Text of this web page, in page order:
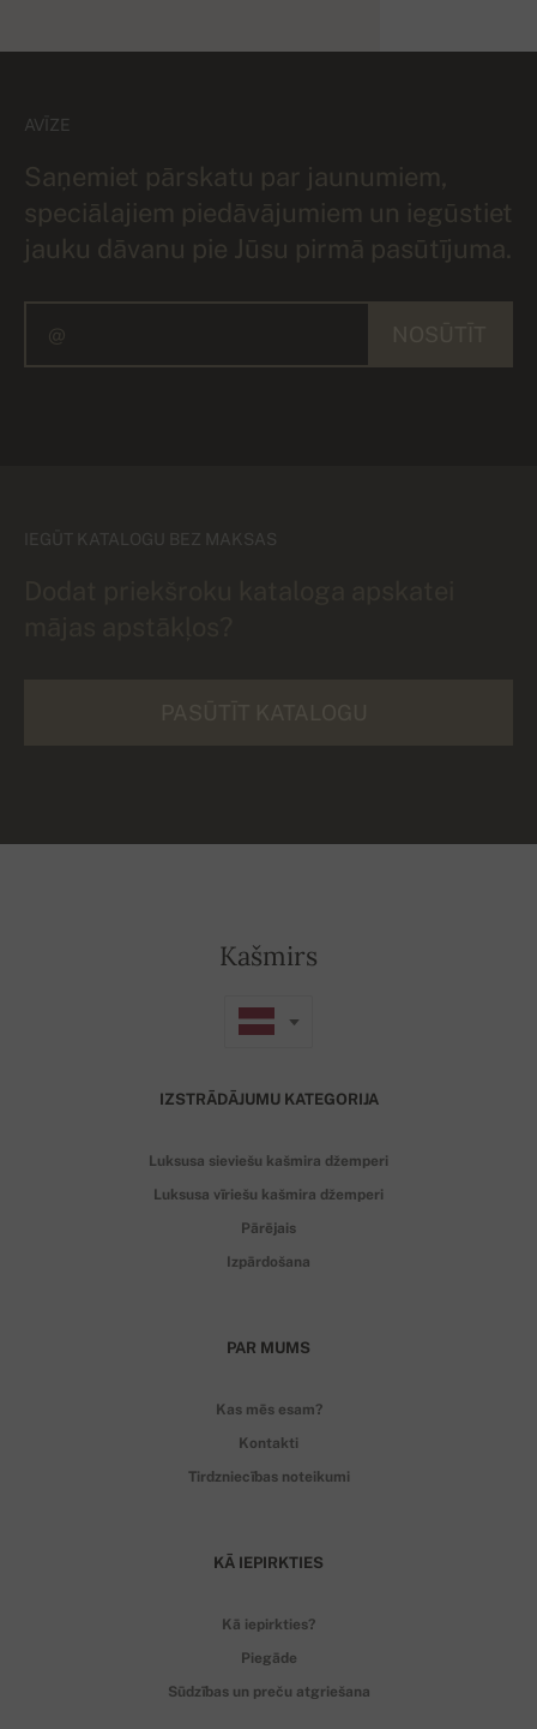
AVĪZE
Saņemiet pārskatu par jaunumiem,
speciālajiem piedāvājumiem un iegūstiet
jauku dāvanu pie Jūsu pirmā pasūtījuma.
IEGŪT KATALOGU BEZ MAKSAS
Kašmirs
IZSTRĀDĀJUMU KATEGORIJA
Luksusa sieviešu kašmira džemperi
Luksusa vīriešu kašmira džemperi
Pārējais
Izpārdošana
PAR MUMS
Kas mēs esam?
Kontakti
Tirdzniecības noteikumi
KĀ IEPIRKTIES
Kā iepirkties?
Piegāde
Sūdzības un preču atgriešana